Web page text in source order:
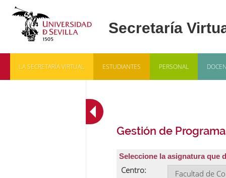
LA SECRETARÍA VIRTUAL ESTUDIANTES PERSONAL
Gestión de
Seleccione la asignatura que
Centro: